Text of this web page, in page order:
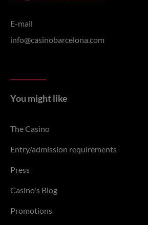
E-mail
info@casinobarcelona.com
You might like
The Casino
Entry/admission requirements
Press
Casino's Blog
Promotions